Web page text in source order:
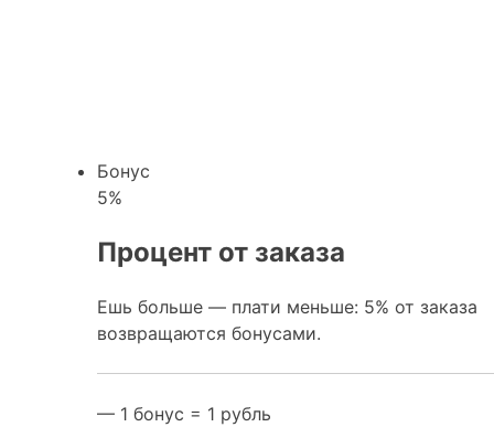
Бонус
5%
Процент от заказа
Ешь больше — плати меньше: 5% от заказа
возвращаются бонусами.
— 1 бонус = 1 рубль